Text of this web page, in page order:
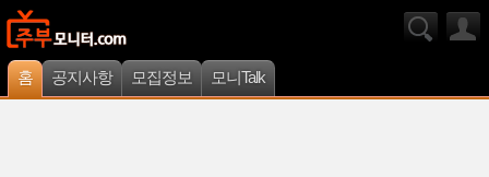
홈 공지사항 모집정보 모니Talk